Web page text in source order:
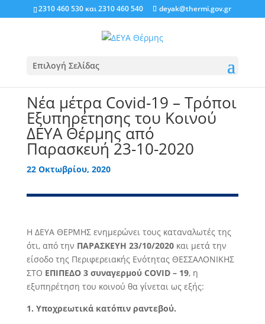
2310 460 530 και2310 460 540 deyak@thermi.gov.gr
Επιλογή Σελίδας
Νέα μέτρα Covid-19 – Τρόποι
Εξυπηρέτησης του Κοινού
ΔΕΥΑ Θέρμης από
Παρασκευή 23-10-2020
22 Οκτωβρίου, 2020
Η ΔΕΥΑ ΘΕΡΜΗΣ ενημερώνει τους καταναλωτές της
ότι, από την ΠΑΡΑΣΚΕΥΗ 23/10/2020και μετά την
είσοδο της Περιφερειακής Ενότητας ΘΕΣΣΑΛΟΝΙΚΗΣ
ΣΤΟ ΕΠΙΠΕΔΟ 3 συναγερμού COVID – 19, η
εξυπηρέτηση του κοινού θα γίνεται ως εξής:
1. Υποχρεωτικά κατόπιν ραντεβού.